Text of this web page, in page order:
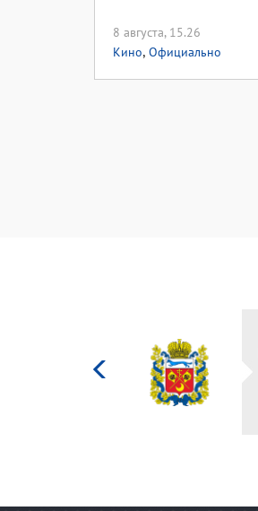
8 августа, 15.26
Кино, Официально